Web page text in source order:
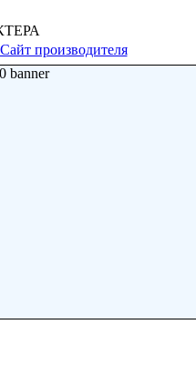
Сайт производителя
banner